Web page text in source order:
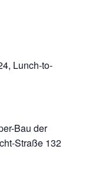
Lunch-to-
Bau der
Straße 132